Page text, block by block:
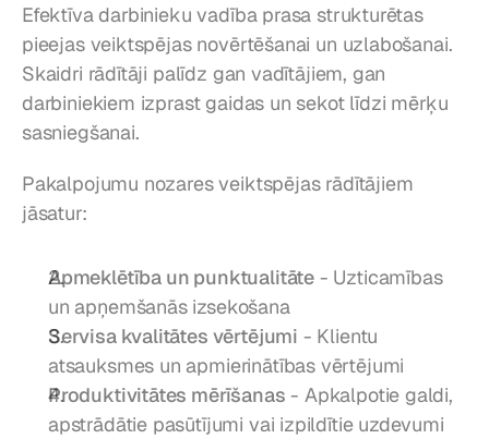
Efektīva darbinieku vadība prasa strukturētas
pieejas veiktspējas novērtēšanai un uzlabošanai.
Skaidri rādītāji palīdz gan vadītājiem, gan
darbiniekiem izprast gaidas un sekot līdzi mērķu
sasniegšanai.
Pakalpojumu nozares veiktspējas rādītājiem
jāsatur:
Apmeklētība un punktualitāte - Uzticamības
un apņemšanās izsekošana
Servisa kvalitātes vērtējumi - Klientu
atsauksmes un apmierinātības vērtējumi
Produktivitātes mērīšanas - Apkalpotie galdi,
apstrādātie pasūtījumi vai izpildītie uzdevumi